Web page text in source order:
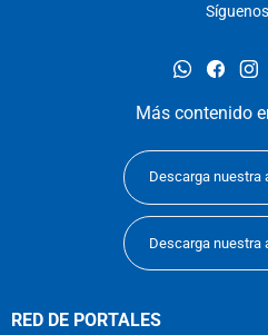
whatsapp
Más contenido
Descarga nuestra
Descarga nuestra
RED DE PORTALES